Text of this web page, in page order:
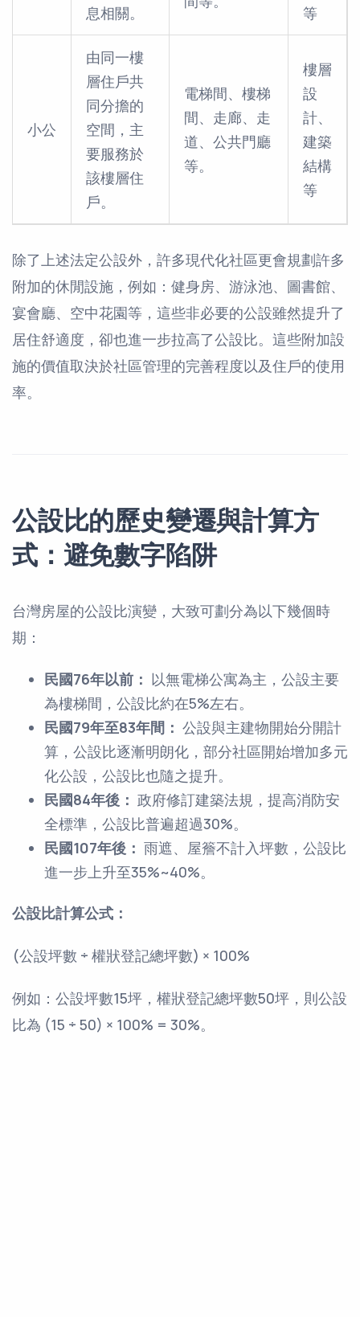
息相關。 等
小公
由同一樓
層住戶共
同分擔的
空間，主
要服務於
該樓層住
戶。
電梯間、樓梯
間、走廊、走
道、公共門廳
等。
樓層
設
計、
建築
結構
等
除了上述法定公設外，許多現代化社區更會規劃許多
附加的休閒設施，例如：健身房、游泳池、圖書館、
宴會廳、空中花園等，這些非必要的公設雖然提升了
居住舒適度，卻也進一步拉高了公設比。這些附加設
施的價值取決於社區管理的完善程度以及住戶的使用
率。
公設比的歷史變遷與計算方
式：避免數字陷阱
台灣房屋的公設比演變，大致可劃分為以下幾個時
期：
民國76年以前： 以無電梯公寓為主，公設主要
為樓梯間，公設比約在5%左右。
民國79年至83年間： 公設與主建物開始分開計
算，公設比逐漸明朗化，部分社區開始增加多元
化公設，公設比也隨之提升。
民國84年後： 政府修訂建築法規，提高消防安
全標準，公設比普遍超過30%。
民國107年後： 雨遮、屋簷不計入坪數，公設比
進一步上升至35%~40%。
公設比計算公式：
(公設坪數 ÷ 權狀登記總坪數) × 100%
例如：公設坪數15坪，權狀登記總坪數50坪，則公設
比為 (15 ÷ 50) × 100% = 30%。